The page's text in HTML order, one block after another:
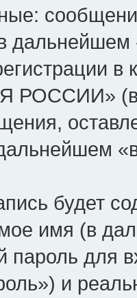
(в
будет
имя (в
пароль для
и